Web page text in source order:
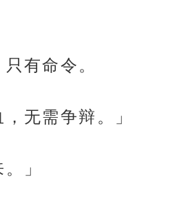
有命令。
无需争辩。」
」